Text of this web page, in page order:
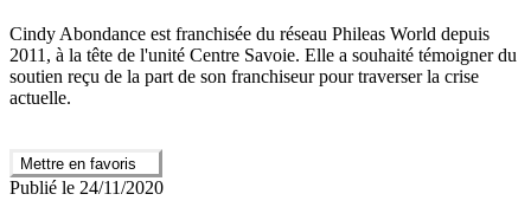
Cindy Abondance est franchisée du réseau Phileas World depuis
2011, à la tête de l'unité Centre Savoie. Elle a souhaité témoigner du
soutien reçu de la part de son franchiseur pour traverser la crise
actuelle.
Mettre en favoris
Publié le 24/11/2020